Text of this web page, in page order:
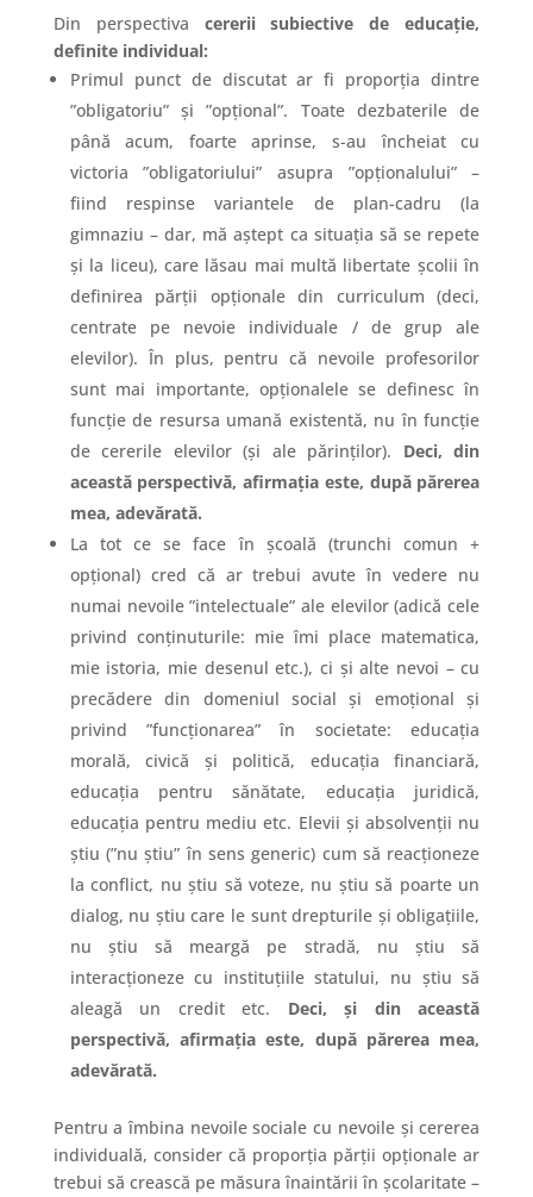
Din perspectiva cererii subiective de educație,
definite individual:
Primul punct de discutat ar fi proporția dintre
”obligatoriu” și ”opțional”. Toate dezbaterile de
până acum, foarte aprinse, s-au încheiat cu
victoria ”obligatoriului” asupra ”opționalului” –
fiind respinse variantele de plan-cadru (la
gimnaziu – dar, mă aștept ca situația să se repete
și la liceu), care lăsau mai multă libertate școlii în
definirea părții opționale din curriculum (deci,
centrate pe nevoie individuale / de grup ale
elevilor). În plus, pentru că nevoile profesorilor
sunt mai importante, opționalele se definesc în
funcție de resursa umană existentă, nu în funcție
de cererile elevilor (și ale părinților). Deci, din
această perspectivă, afirmația este, după părerea
mea, adevărată.
La tot ce se face în școală (trunchi comun +
opțional) cred că ar trebui avute în vedere nu
numai nevoile ”intelectuale” ale elevilor (adică cele
privind conținuturile: mie îmi place matematica,
mie istoria, mie desenul etc.), ci și alte nevoi – cu
precădere din domeniul social și emoțional și
privind ”funcționarea” în societate: educația
morală, civică și politică, educația financiară,
educația pentru sănătate, educația juridică,
educația pentru mediu etc. Elevii și absolvenții nu
știu (”nu știu” în sens generic) cum să reacționeze
la conflict, nu știu să voteze, nu știu să poarte un
dialog, nu știu care le sunt drepturile și obligațiile,
nu știu să meargă pe stradă, nu știu să
interacționeze cu instituțiile statului, nu știu să
aleagă un credit etc. Deci, și din această
perspectivă, afirmația este, după părerea mea,
adevărată.
Pentru a îmbina nevoile sociale cu nevoile și cererea
individuală, consider că proporția părții opționale ar
trebui să crească pe măsura înaintării în școlaritate –